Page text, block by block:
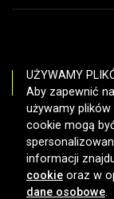
UŻYWAMY
Aby zapewnić
używamy
cookie mogą
informacji
cookie oraz w
dane osobowe.